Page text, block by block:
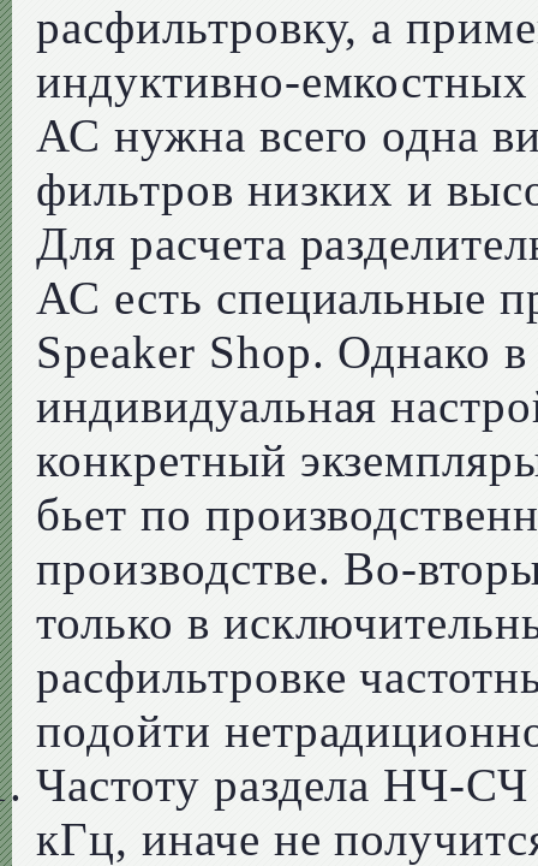
расфильтровку, а
индуктивно-
АС нужна всего одна
фильтров низких и
Для расчета
АС есть специальные
Speaker Shop. Однако
индивидуальная
конкретный
бьет по
производстве. Во-
только в
расфильтровке
подойти
Частоту раздела НЧ-
кГц, иначе не